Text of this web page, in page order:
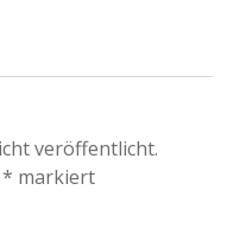
veröffentlicht.
* markiert